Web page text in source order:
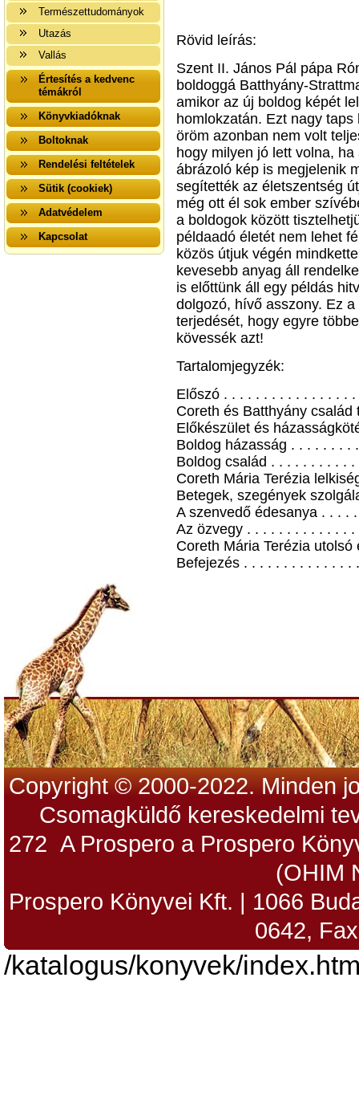
Természettudományok
Utazás
Vallás
Értesítés a kedvenc
témákról
Könyvkiadóknak
Boltoknak
Rendelési feltételek
Sütik (cookiek)
Adatvédelem
Kapcsolat
Rövid leírás:
Szent II. János Pál pápa
boldoggá Batthyány-
amikor az új boldog képét
homlokzatán. Ezt nagy
öröm azonban nem volt
hogy milyen jó lett volna,
ábrázoló kép is megjelenik
segítették az életszentség
még ott él sok ember
a boldogok között
példaadó életét nem lehet
közös útjuk végén
kevesebb anyag áll
is előttünk áll egy példás
dolgozó, hívő asszony. Ez
terjedését, hogy egyre
kövessék azt!
Tartalomjegyzék:
Előszó . . . . . . . . . . . . . . . .
Coreth és Batthyány család
Előkészület és
Boldog házasság . . . . . . . .
Boldog család . . . . . . . . . .
Coreth Mária Terézia
Betegek, szegények
A szenvedő édesanya . . . .
Az özvegy . . . . . . . . . . . . . .
Coreth Mária Terézia utolsó
Befejezés . . . . . . . . . . . . . .
Copyright © 2000-2022. Minden
Csomagküldő kereskedelmi
272 A Prospero a Prospero
(OHIM
Prospero Könyvei Kft. | 1066
0642,
/katalogus/konyvek/